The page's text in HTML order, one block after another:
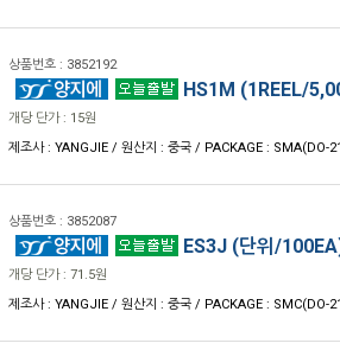
상품번호 : 3852192
HS1M (1REEL/
개당 단가 : 15원
제조사 : YANGJIE / 원산지 : 중국 / PACKAGE : SMA(DO-
상품번호 : 3852087
ES3J (단위/
개당 단가 : 71.5원
제조사 : YANGJIE / 원산지 : 중국 / PACKAGE : SMC(DO-